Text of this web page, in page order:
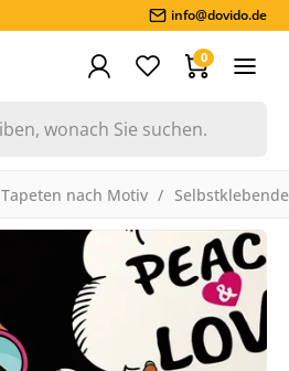
info@dovido.de
0
Tapeten nach Motiv